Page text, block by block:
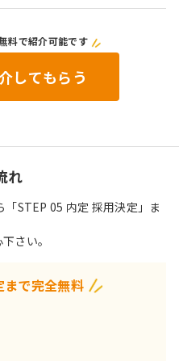
料で紹介可能です
してもらう
れ
「STEP 05 内定 採用決定」ま
さい。
まで完全無料